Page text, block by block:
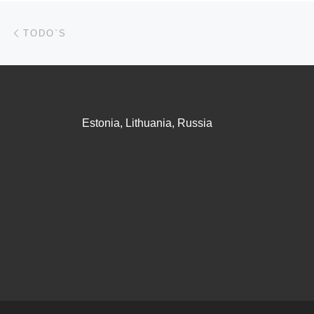
Beitragsnavigation
TODO`S
Estonia, Lithuania, Russia